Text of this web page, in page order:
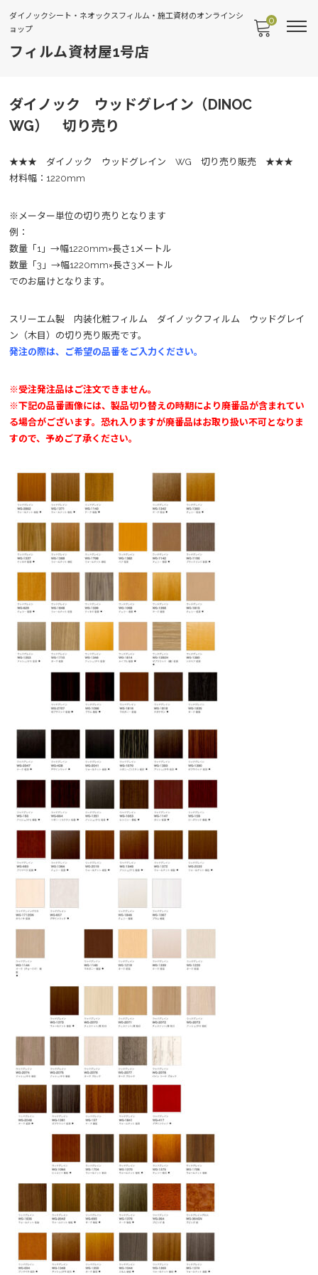
ダイノックシート・ネオックスフィルム・施工資材のオンラインシ
ョップ
フィルム資材屋1号店
0
ダイノック ウッドグレイン（DINOC
WG） 切り売り
★★★ ダイノック ウッドグレイン WG 切り売り販売 ★★★
材料幅：1220mm
※メーター単位の切り売りとなります
例：
数量「1」→幅1220mm×長さ1メートル
数量「3」→幅1220mm×長さ3メートル
でのお届けとなります。
スリーエム製 内装化粧フィルム ダイノックフィルム ウッドグレイ
ン（木目）の切り売り販売です。
発注の際は、ご希望の品番をご入力ください。
※受注発注品はご注文できません。
※下記の品番画像には、製品切り替えの時期により廃番品が含まれてい
る場合がございます。恐れ入りますが廃番品はお取り扱い不可となりま
すので、予めご了承ください。